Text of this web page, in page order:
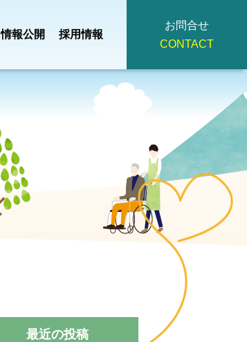
評議員名簿
デイサービスセンタ
みぎわの里
情報公開
運営規程
採用情報
お問合せ
CONTACT
最近の投稿